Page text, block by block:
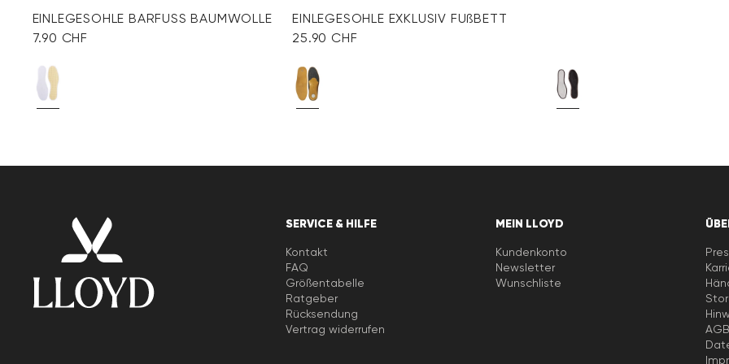
EINLEGESOHLE BARFUSS BAUMWOLLE
7.90 CHF
EINLEGESOHLE EXKLUSIV FUßBETT
25.90 CHF
SERVICE & HILFE
Kontakt
FAQ
Größentabelle
Ratgeber
Rücksendung
Vertrag widerrufen
MEIN LLOYD
Kundenkonto
Newsletter
Wunschliste
AGB